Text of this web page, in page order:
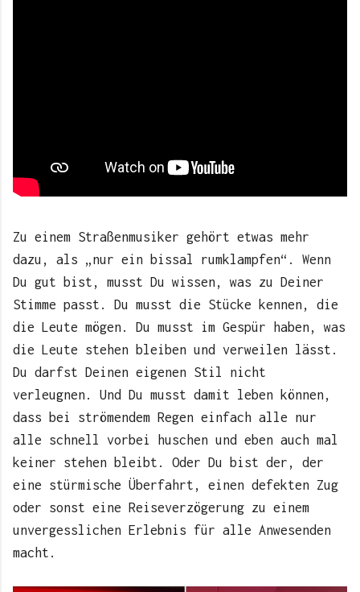
Zu einem Straßenmusiker gehört etwas mehr
dazu, als „nur ein bissal rumklampfen“. Wenn
Du gut bist, musst Du wissen, was zu Deiner
Stimme passt. Du musst die Stücke kennen, die
die Leute mögen. Du musst im Gespür haben, was
die Leute stehen bleiben und verweilen lässt.
Du darfst Deinen eigenen Stil nicht
verleugnen. Und Du musst damit leben können,
dass bei strömendem Regen einfach alle nur
alle schnell vorbei huschen und eben auch mal
keiner stehen bleibt. Oder Du bist der, der
eine stürmische Überfahrt, einen defekten Zug
oder sonst eine Reiseverzögerung zu einem
unvergesslichen Erlebnis für alle Anwesenden
macht.